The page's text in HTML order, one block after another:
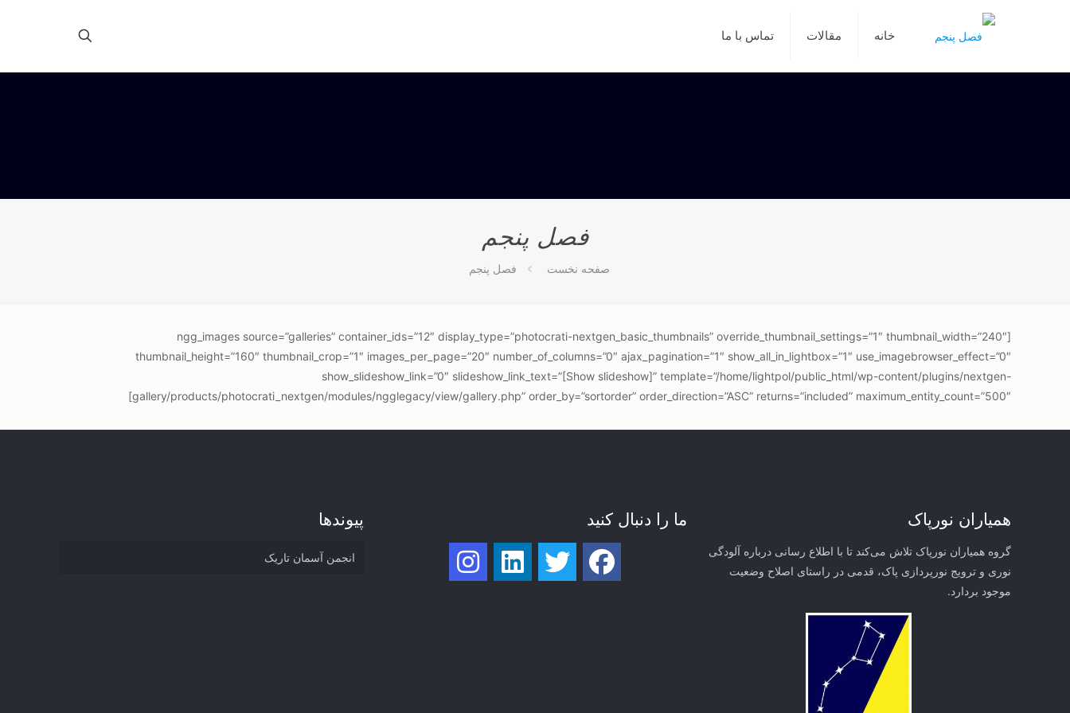
خانه مقالات تماس با ما
فصل پنجم
صفحه نخست فصل پنجم
[ngg_images source=”galleries” container_ids=”12″ display_type=”photocrati-nextgen_basic_thumbnails” override_thumbnail_settings=”1″ thumbnail_width=”240″
thumbnail_height=”160″ thumbnail_crop=”1″ images_per_page=”20″ number_of_columns=”0″ ajax_pagination=”1″ show_all_in_lightbox=”1″ use_imagebrowser_effect=”0″
show_slideshow_link=”0″ slideshow_link_text=”[Show slideshow]” template=”/home/lightpol/public_html/wp-content/plugins/nextgen-
gallery/products/photocrati_nextgen/modules/ngglegacy/view/gallery.php” order_by=”sortorder” order_direction=”ASC” returns=”included” maximum_entity_count=”500″]
همیاران نورپاک
گروه همیاران نورپاک تلاش می‌کند تا با اطلاع رسانی درباره آلودگی
نوری و ترویج نورپردازی پاک، قدمی در راستای‌ اصلاح وضعیت
موجود بردارد.
ما را دنبال کنید پیوند‌ها
انجمن آسمان تاریک